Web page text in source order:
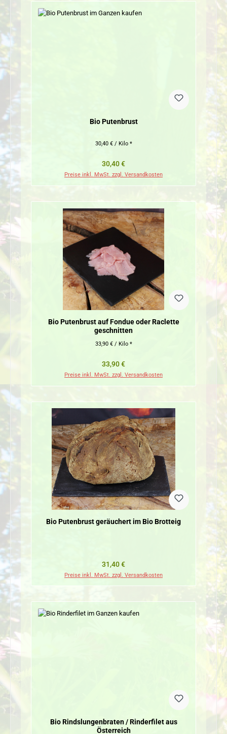
Bio Putenbrust
30,40 € / Kilo *
Regulärer Preis:
30,40 €
Preise inkl. MwSt. zzgl. Versandkosten
Bio Putenbrust auf Fondue oder Raclette
geschnitten
33,90 € / Kilo *
Regulärer Preis:
33,90 €
Preise inkl. MwSt. zzgl. Versandkosten
Bio Putenbrust geräuchert im Bio Brotteig
Regulärer Preis:
31,40 €
Preise inkl. MwSt. zzgl. Versandkosten
Bio Rindslungenbraten / Rinderfilet aus
Österreich